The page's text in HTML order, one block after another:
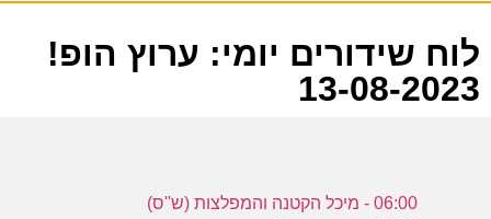
לוח שידורים יומי: ערוץ הופ!
13-08-2023
06:00 - מיכל הקטנה והמפלצות (ש''ס)